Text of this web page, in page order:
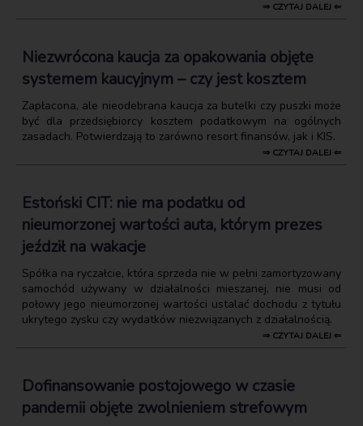
⇒ CZYTAJ DALEJ ⇐
Niezwrócona kaucja za opakowania objęte
systemem kaucyjnym – czy jest kosztem
Zapłacona, ale nieodebrana kaucja za butelki czy puszki może
być dla przedsiębiorcy kosztem podatkowym na ogólnych
zasadach. Potwierdzają to zarówno resort finansów, jak i KIS.
⇒ CZYTAJ DALEJ ⇐
Estoński CIT: nie ma podatku od
nieumorzonej wartości auta, którym prezes
jeździł na wakacje
Spółka na ryczałcie, która sprzeda nie w pełni zamortyzowany
samochód używany w działalności mieszanej, nie musi od
połowy jego nieumorzonej wartości ustalać dochodu z tytułu
ukrytego zysku czy wydatków niezwiązanych z działalnością.
⇒ CZYTAJ DALEJ ⇐
Dofinansowanie postojowego w czasie
pandemii objęte zwolnieniem strefowym